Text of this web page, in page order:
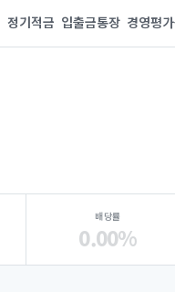
정기적금 입출금통장 경영평
배당률
0.00%